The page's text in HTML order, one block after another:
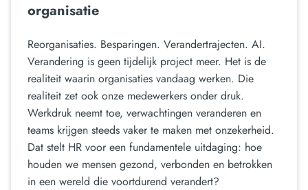
organisatie
Reorganisaties. Besparingen. Verandertrajecten. AI.
Verandering is geen tijdelijk project meer. Het is de
realiteit waarin organisaties vandaag werken. Die
realiteit zet ook onze medewerkers onder druk.
Werkdruk neemt toe, verwachtingen veranderen en
teams krijgen steeds vaker te maken met onzekerheid.
Dat stelt HR voor een fundamentele uitdaging: hoe
houden we mensen gezond, verbonden en betrokken
in een wereld die voortdurend verandert?